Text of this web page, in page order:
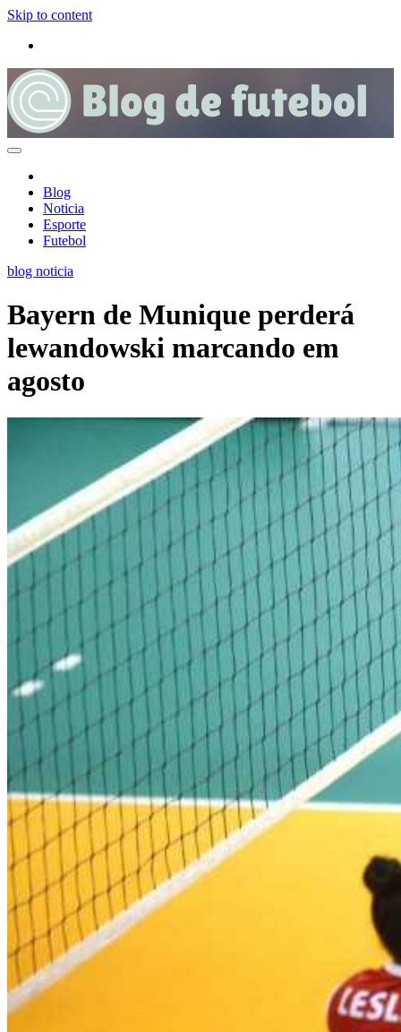
Skip to content
Blog
Noticia
Esporte
Futebol
blog noticia
Bayern de Munique perderá
lewandowski marcando em
agosto